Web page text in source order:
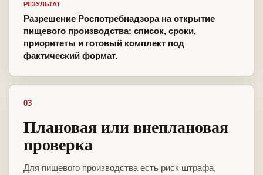
РЕЗУЛЬТАТ
Разрешение Роспотребнадзора на открытие
пищевого производства: список, сроки,
приоритеты и готовый комплект под
фактический формат.
03
Плановая или внеплановая
проверка
Для пищевого производства есть риск штрафа,